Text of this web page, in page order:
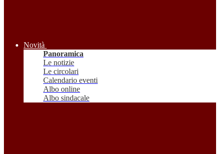
Novità
Panoramica
Le notizie
Le circolari
Calendario eventi
Albo online
Albo sindacale